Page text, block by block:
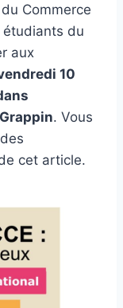
Commerce
étudiants du
aux
10
. Vous
cet article.